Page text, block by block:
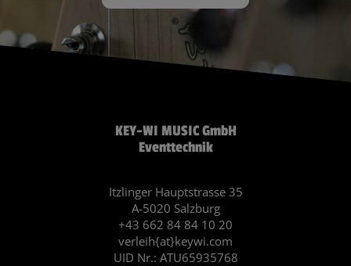
KEY-WI MUSIC GmbH
Eventtechnik
Itzlinger Hauptstrasse 35
A-5020 Salzburg
+43 662 84 84 10 20
verleih{at}keywi.com
UID Nr.: ATU65935768